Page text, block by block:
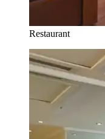
Restaurant